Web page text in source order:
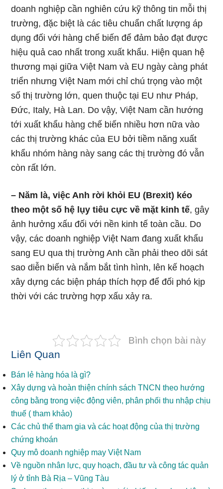
doanh nghiệp cần nghiên cứu kỹ thông tin mỗi thị
trường, đặc biệt là các tiêu chuẩn chất lượng áp
dụng đối với hàng chế biến để đảm bảo đạt được
hiệu quả cao nhất trong xuất khẩu. Hiện quan hệ
thương mại giữa Việt Nam và EU ngày càng phát
triển nhưng Việt Nam mới chỉ chú trọng vào một
số thị trường lớn, quen thuộc tại EU như Pháp,
Đức, Italy, Hà Lan. Do vậy, Việt Nam cần hướng
tới xuất khẩu hàng chế biến nhiều hơn nữa vào
các thị trường khác của EU bởi tiềm năng xuất
khẩu nhóm hàng này sang các thị trường đó vẫn
còn rất lớn.
– Năm là, việc Anh rời khỏi EU (Brexit) kéo
theo một số hệ lụy tiêu cực về mặt kinh tế, gây
ảnh hưởng xấu đối với nền kinh tế toàn cầu. Do
vậy, các doanh nghiệp Việt Nam đang xuất khẩu
sang EU qua thị trường Anh cần phải theo dõi sát
sao diễn biến và nắm bắt tình hình, lên kế hoạch
xây dựng các biện pháp thích hợp để đối phó kịp
thời với các trường hợp xấu xảy ra.
Bình chọn bài này
Liên Quan
Bán lẻ hàng hóa là gì?
Xây dựng và hoàn thiện chính sách TNCN theo hướng
công bằng trong việc động viên, phân phối thu nhập chịu
thuế ( tham khảo)
Các chủ thể tham gia và các hoạt động của thị trường
chứng khoán
Quy mô doanh nghiệp may Việt Nam
Về nguồn nhân lực, quy hoạch, đầu tư và công tác quản
lý ở tỉnh Bà Rịa – Vũng Tàu